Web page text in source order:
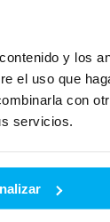
y los
el uso que
con
servicios.
a mis